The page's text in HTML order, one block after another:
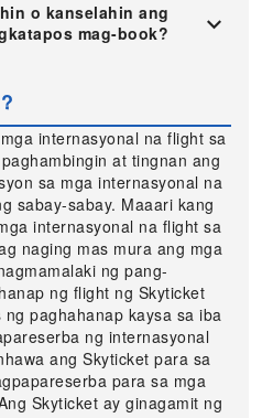
o kanselahin ang
mag-book?
internasyonal na flight sa
at tingnan ang
sa mga internasyonal na
sabay-sabay. Maaari kang
internasyonal na flight sa
naging mas mura ang mga
ng pang-
ng flight ng Skyticket
paghahanap kaysa sa iba
ng internasyonal
ang Skyticket para sa
para sa mga
Skyticket ay ginagamit ng